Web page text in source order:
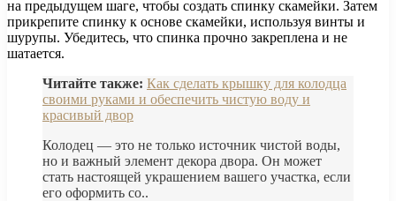
на предыдущем шаге, чтобы создать спинку скамейки. Затем
прикрепите спинку к основе скамейки, используя винты и
шурупы. Убедитесь, что спинка прочно закреплена и не
шатается.
Читайте также: Как сделать крышку для колодца
своими руками и обеспечить чистую воду и
красивый двор
Колодец — это не только источник чистой воды,
но и важный элемент декора двора. Он может
стать настоящей украшением вашего участка, если
его оформить со..